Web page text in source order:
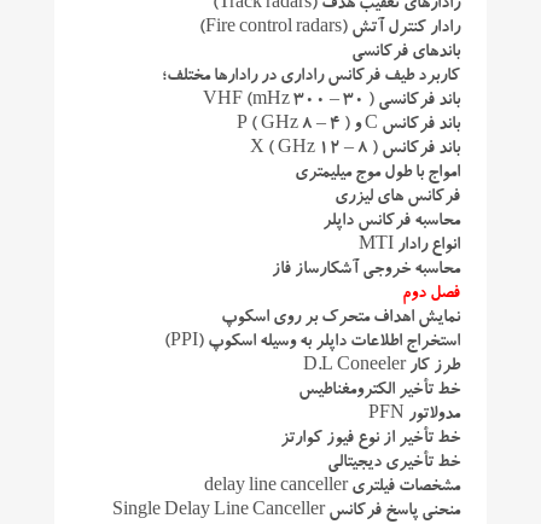
رادارهای تعقیب هدف (Track radars)
رادار کنترل آتش (Fire control radars)
باندهای فرکانسی
کاربرد طیف فرکانس راداری در رادارها مختلف؛
باند فرکانسی ( 30 – 300 mHz) VHF
باند فرکانس C و ( 4 – 8 GHz ) P
باند فرکانس ( 8 – 12 GHz ) X
امواج با طول موج میلیمتری
فرکانس های لیزری
محاسبه فرکانس داپلر
انواع رادار MTI
محاسبه خروجی آشکارساز فاز
فصل دوم
نمایش اهداف متحرک بر روی اسکوپ
استخراج اطلاعات داپلر به وسیله اسکوپ (PPI)
طرز کار D.L Coneeler
خط تأخیر الکترومغناطیس
مدولاتور PFN
خط تأخیر از نوع فیوز کوارتز
خط تأخیری دیجیتالی
مشخصات فیلتری delay line canceller
منحنی پاسخ فرکانس Single Delay Line Canceller